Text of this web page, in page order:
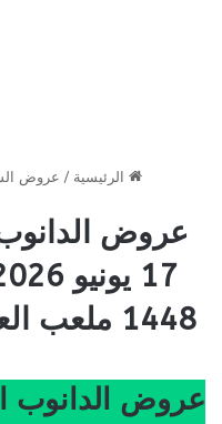
الرئيسية / عروض
عروض
1448 ملعب العروض قدّام يالأخضر